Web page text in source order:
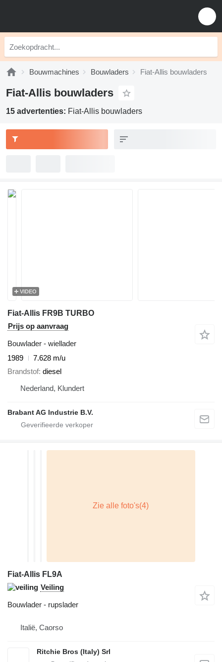
Bouwmachines Bouwladers Fiat-Allis bouwladers
Fiat-Allis bouwladers
15 advertenties: Fiat-Allis bouwladers
VIDEO
Fiat-Allis FR9B TURBO
Prijs op aanvraag
Bouwlader - wiellader
1989
7.628 m/u
Brandstof diesel
Nederland, Klundert
Brabant AG Industrie B.V.
Fiat-Allis FL9A
Veiling
Bouwlader - rupslader
Italië, Caorso
Ritchie Bros (Italy) Srl